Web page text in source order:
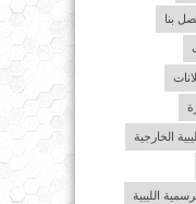
بنا
الخارجية
الليبية